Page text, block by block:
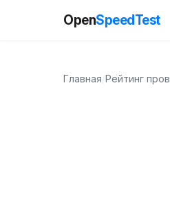
OpenSpeedTest
Главная Рейтинг